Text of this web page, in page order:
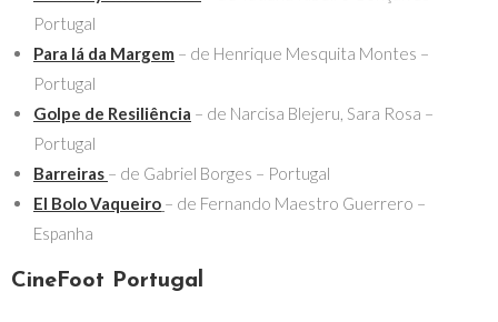
Portugal
Para lá da Margem – de Henrique Mesquita Montes –
Portugal
Golpe de Resiliência – de Narcisa Blejeru, Sara Rosa –
Portugal
Barreiras – de Gabriel Borges – Portugal
El Bolo Vaqueiro – de Fernando Maestro Guerrero –
Espanha
CineFoot Portugal